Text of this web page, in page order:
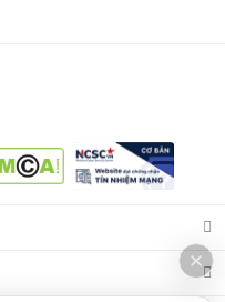
là gì?
gồm: Làm lạnh, quạt gió,
sản phẩm này còn được
tiện ích đi kèm như: Hẹn